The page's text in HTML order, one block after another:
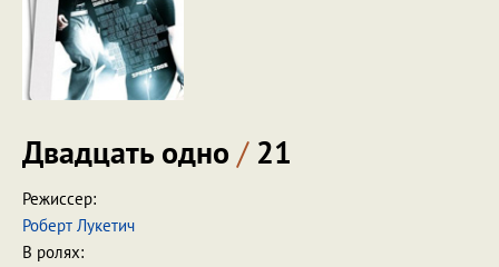
Двадцать одно /21
Режиссер:
Роберт Лукетич
В ролях: